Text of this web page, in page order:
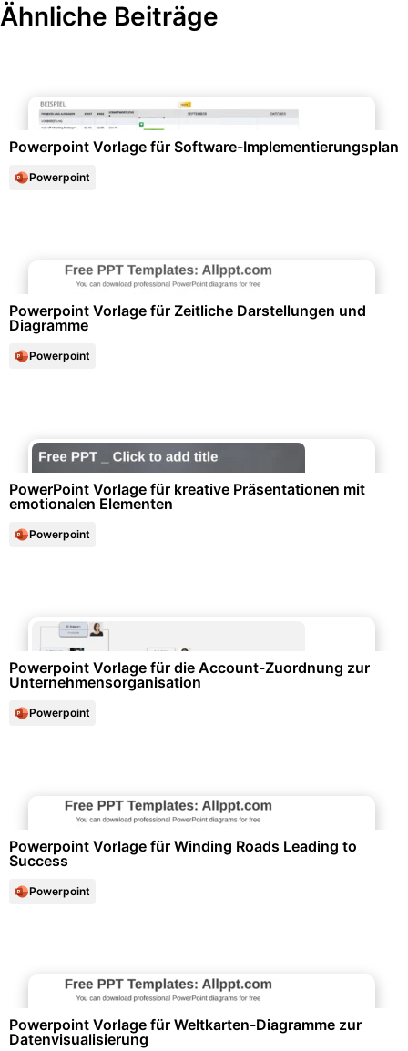
Ähnliche Beiträge
Powerpoint Vorlage für Software-Implementierungsplan
Powerpoint
Powerpoint Vorlage für Zeitliche Darstellungen und
Diagramme
Powerpoint
PowerPoint Vorlage für kreative Präsentationen mit
emotionalen Elementen
Powerpoint
Powerpoint Vorlage für die Account-Zuordnung zur
Unternehmensorganisation
Powerpoint
Powerpoint Vorlage für Winding Roads Leading to
Success
Powerpoint
Powerpoint Vorlage für Weltkarten-Diagramme zur
Datenvisualisierung